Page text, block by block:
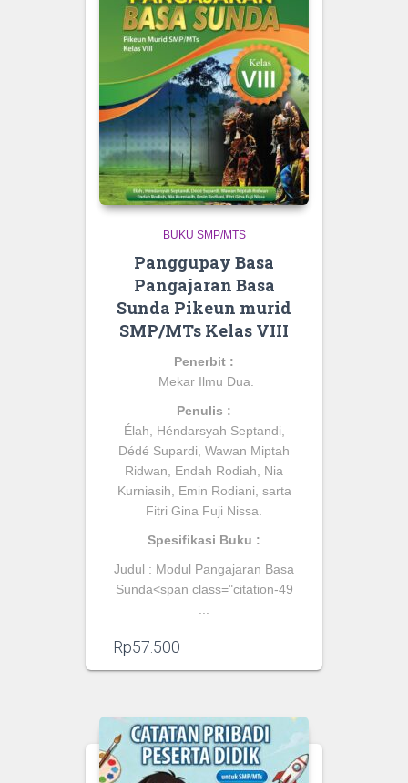
BUKU SMP/MTS
Panggupay Basa
Pangajaran Basa
Sunda Pikeun murid
SMP/MTs Kelas VIII
Penerbit :
Mekar Ilmu Dua.
Penulis :
Élah, Héndarsyah Septandi,
Dédé Supardi, Wawan Miptah
Ridwan, Endah Rodiah, Nia
Kurniasih, Emin Rodiani, sarta
Fitri Gina Fuji Nissa
Spesifikasi Buku :
Judul : Modul Pangajaran Basa
Sunda<span class="citation-49
Rp57.500